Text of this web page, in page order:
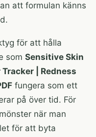
att formulan känns
för att hålla
som Sensitive Skin
Tracker | Redness
fungera som ett
på över tid. För
när man
för att byta